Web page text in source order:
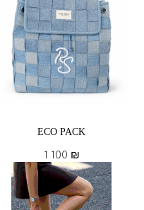
ECO PACK
1 100 ₪